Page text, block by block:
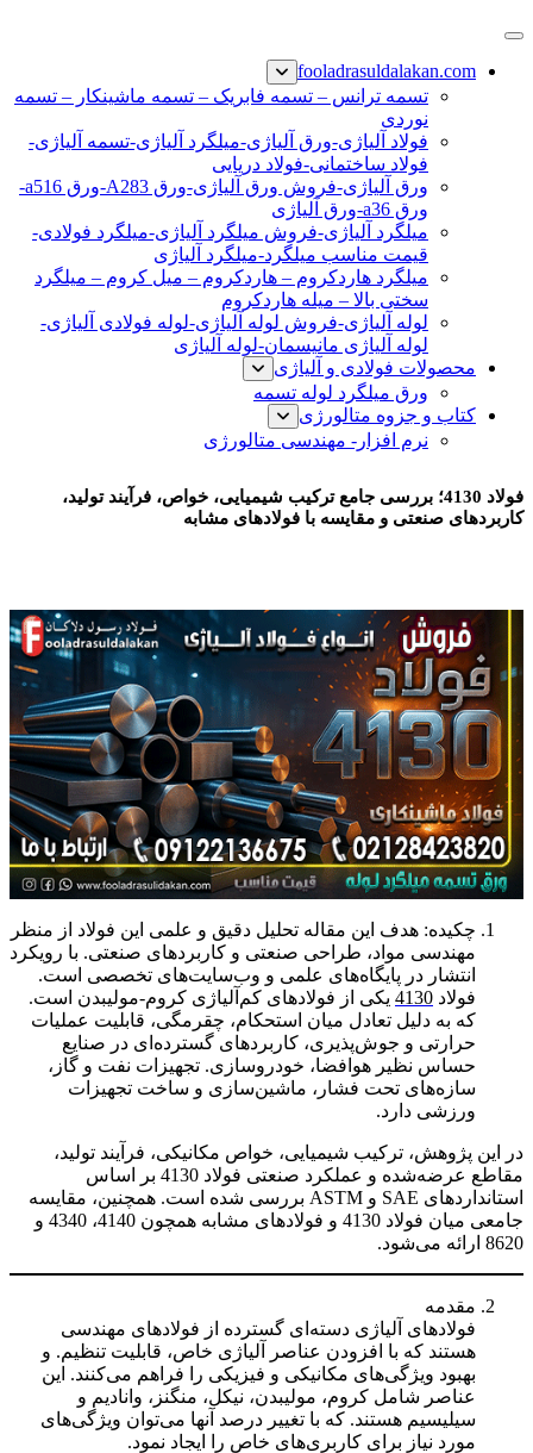
پرش
محتوا
نبشی فولادی-ناودانی فولادی-قیمت ورق-قیمت فولاد
fooladrasuldalakan.com
تسمه ترانس – تسمه فابریک – تسمه ماشینکار – تسمه
نوردی
فولاد آلیاژی-ورق آلیاژی-میلگرد آلیاژی-تسمه آلیاژی-
فولاد ساختمانی-فولاد دریایی
ورق آلیاژی-فروش ورق آلیاژی-ورق A283-ورق a516-
ورق a36-ورق آلیاژی
میلگرد آلیاژی-فروش میلگرد آلیاژی-میلگرد فولادی-
قیمت مناسب میلگرد-میلگرد آلیاژی
میلگرد هاردکروم – هاردکروم – میل کروم – میلگرد
سختی بالا – میله هاردکروم
لوله آلیاژی-فروش لوله آلیاژی-لوله فولادی آلیاژی-
لوله آلیاژی مانیسمان-لوله آلیاژی
محصولات فولادی و آلیاژی
ورق میلگرد لوله تسمه
کتاب و جزوه متالورژی
نرم افزار- مهندسی متالورژی
فولاد 4130؛ بررسی جامع ترکیب شیمیایی، خواص، فرآیند تولید،
کاربردهای صنعتی و مقایسه با فولادهای مشابه
چکیده: هدف این مقاله تحلیل دقیق و علمی این فولاد از منظر
مهندسی مواد، طراحی صنعتی و کاربردهای صنعتی. با رویکرد
انتشار در پایگاه‌های علمی و وب‌سایت‌های تخصصی است.
فولاد 4130 یکی از فولادهای کم‌آلیاژی کروم-مولیبدن است.
که به دلیل تعادل میان استحکام، چقرمگی، قابلیت عملیات
حرارتی و جوش‌پذیری، کاربردهای گسترده‌ای در صنایع
حساس نظیر هوافضا، خودروسازی. تجهیزات نفت و گاز،
سازه‌های تحت فشار، ماشین‌سازی و ساخت تجهیزات
ورزشی دارد.
در این پژوهش، ترکیب شیمیایی، خواص مکانیکی، فرآیند تولید،
مقاطع عرضه‌شده و عملکرد صنعتی فولاد 4130 بر اساس
استانداردهای SAE و ASTM بررسی شده است. همچنین، مقایسه
جامعی میان فولاد 4130 و فولادهای مشابه همچون 4140، 4340 و
8620 ارائه می‌شود.
مقدمه
فولادهای آلیاژی دسته‌ای گسترده از فولادهای مهندسی
هستند که با افزودن عناصر آلیاژی خاص، قابلیت تنظیم. و
بهبود ویژگی‌های مکانیکی و فیزیکی را فراهم می‌کنند. این
عناصر شامل کروم، مولیبدن، نیکل، منگنز، وانادیم و
سیلیسیم هستند. که با تغییر درصد آنها می‌توان ویژگی‌های
مورد نیاز برای کاربری‌های خاص را ایجاد نمود.